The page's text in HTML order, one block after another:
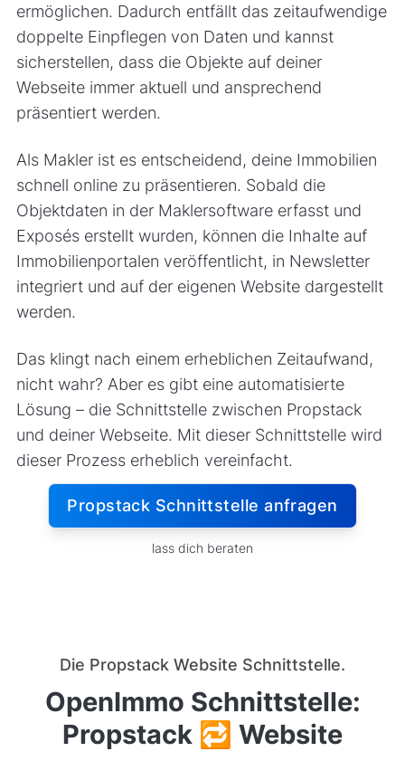
ermöglichen. Dadurch entfällt das zeitaufwendige
doppelte Einpflegen von Daten und kannst
sicherstellen, dass die Objekte auf deiner
Webseite immer aktuell und ansprechend
präsentiert werden.
Als Makler ist es entscheidend, deine Immobilien
schnell online zu präsentieren. Sobald die
Objektdaten in der Maklersoftware erfasst und
Exposés erstellt wurden, können die Inhalte auf
Immobilienportalen veröffentlicht, in Newsletter
integriert und auf der eigenen Website dargestellt
werden.
Das klingt nach einem erheblichen Zeitaufwand,
nicht wahr? Aber es gibt eine automatisierte
Lösung – die Schnittstelle zwischen Propstack
und deiner Webseite. Mit dieser Schnittstelle wird
dieser Prozess erheblich vereinfacht.
Propstack Schnittstelle anfragen
lass dich beraten
Die Propstack Website Schnittstelle.
OpenImmo Schnittstelle:
Propstack 🔁 Website